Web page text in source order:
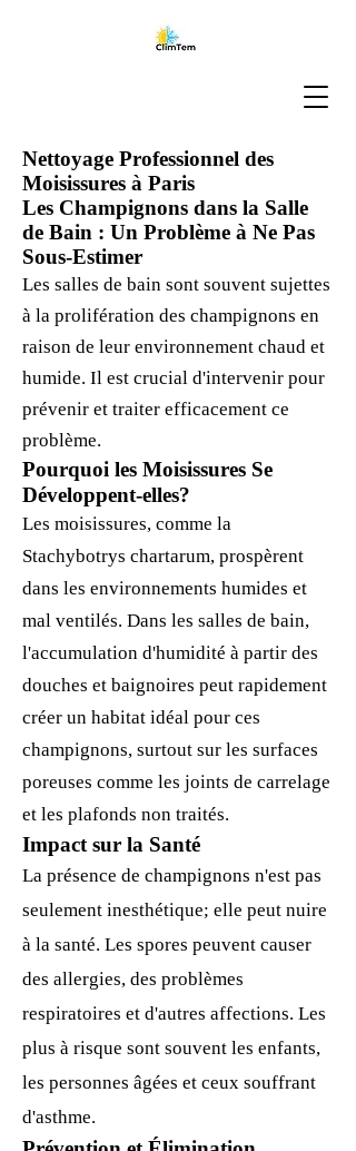
Nettoyage Professionnel des
Moisissures à Paris
Les Champignons dans la Salle
de Bain : Un Problème à Ne Pas
Sous-Estimer
Les salles de bain sont souvent sujettes
à la prolifération des champignons en
raison de leur environnement chaud et
humide. Il est crucial d'intervenir pour
prévenir et traiter efficacement ce
problème.
Pourquoi les Moisissures Se
Développent-elles?
Les moisissures, comme la
Stachybotrys chartarum, prospèrent
dans les environnements humides et
mal ventilés. Dans les salles de bain,
l'accumulation d'humidité à partir des
douches et baignoires peut rapidement
créer un habitat idéal pour ces
champignons, surtout sur les surfaces
poreuses comme les joints de carrelage
et les plafonds non traités.
Impact sur la Santé
La présence de champignons n'est pas
seulement inesthétique; elle peut nuire
à la santé. Les spores peuvent causer
des allergies, des problèmes
respiratoires et d'autres affections. Les
plus à risque sont souvent les enfants,
les personnes âgées et ceux souffrant
d'asthme.